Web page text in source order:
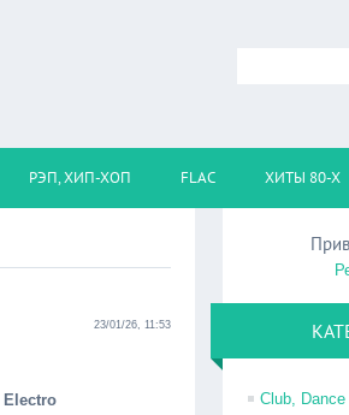
РЭП, ХИП-ХОП FLAC ХИТЫ 80-Х
23/01/26, 11:53
Electro Club, Dance